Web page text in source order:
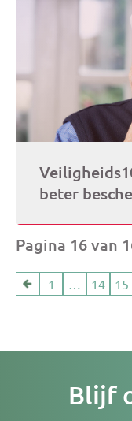
beter
Pagina 16 van
1 14 15
Blijf